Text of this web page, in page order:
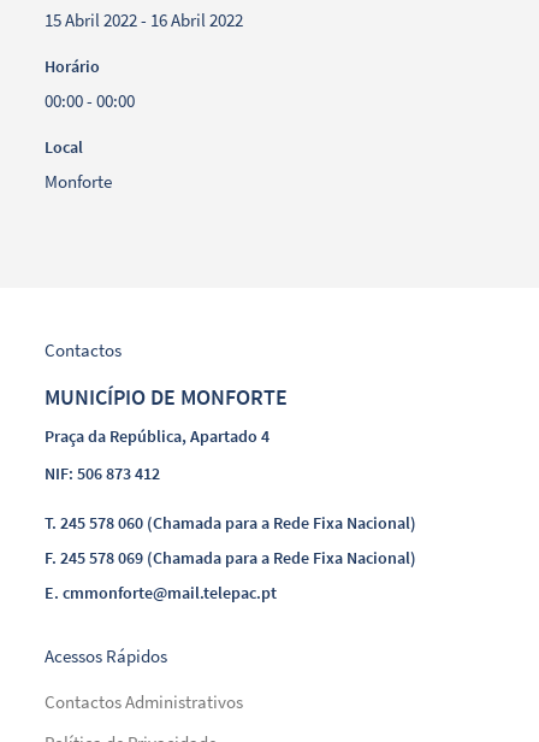
15 Abril 2022 - 16 Abril 2022
Horário
00:00 - 00:00
Local
Monforte
Contactos
MUNICÍPIO DE MONFORTE
Praça da República, Apartado 4
NIF: 506 873 412
T.245 578 060 (Chamada para a Rede Fixa Nacional)
F.245 578 069 (Chamada para a Rede Fixa Nacional)
E.cmmonforte@mail.telepac.pt
Acessos Rápidos
Contactos Administrativos